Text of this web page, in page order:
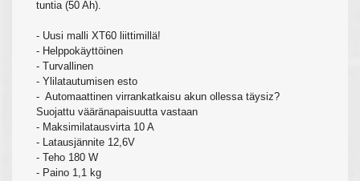
tuntia (50 Ah).
- Uusi malli XT60 liittimillä!
- Helppokäyttöinen
- Turvallinen
- Ylilatautumisen esto
- Automaattinen virrankatkaisu akun ollessa täysiz?
Suojattu vääränapaisuutta vastaan
- Maksimilatausvirta 10 A
- Latausjännite 12,6V
- Teho 180 W
- Paino 1,1 kg